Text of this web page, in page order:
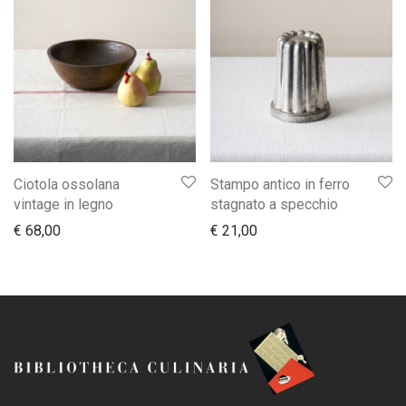
Ciotola ossolana
vintage in legno
€ 68,00
Stampo antico in ferro
stagnato a specchio
€ 21,00